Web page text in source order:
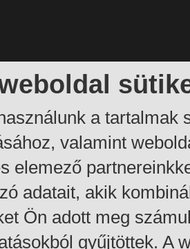
a tartalmak
valamint
elemező
adatait, akik
Ön adott meg
gyűjtöttek. A